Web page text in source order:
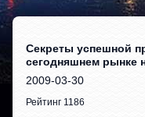
Секреты успешной
сегодняшнем рынке
2009-03-30
Рейтинг 1186